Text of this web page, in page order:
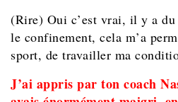
(Rire) Oui c’est vrai, il y a
le confinement, cela m’a
sport, de travailler ma
J’ai appris par ton coach